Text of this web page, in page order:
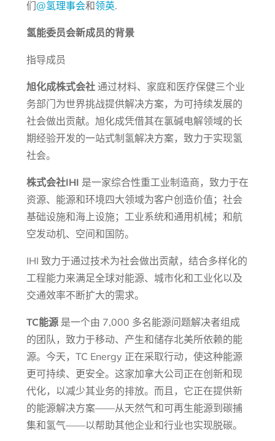
们@氢理事会和领英.
氢能委员会新成员的背景
指导成员
旭化成株式会社通过材料、家庭和医疗保健三个业
务部门为世界挑战提供解决方案，为可持续发展的
社会做出贡献。旭化成凭借其在氯碱电解领域的长
期经验开发的一站式制氢解决方案，致力于实现氢
社会。
株式会社IHI 是一家综合性重工业制造商，致力于在
资源、能源和环境四大领域为客户创造价值；社会
基础设施和海上设施；工业系统和通用机械；和航
空发动机、空间和国防。
IHI 致力于通过技术为社会做出贡献，结合多样化的
工程能力来满足全球对能源、城市化和工业化以及
交通效率不断扩大的需求。
TC能源是一个由 7,000 多名能源问题解决者组成
的团队，致力于移动、产生和储存北美所依赖的能
源。今天，TC Energy 正在采取行动，使这种能源
更可持续、更安全。这家加拿大公司正在创新和现
代化，以减少其业务的排放。而且，它正在提供新
的能源解决方案——从天然气和可再生能源到碳捕
集和氢气——以帮助其他企业和行业也实现脱碳。